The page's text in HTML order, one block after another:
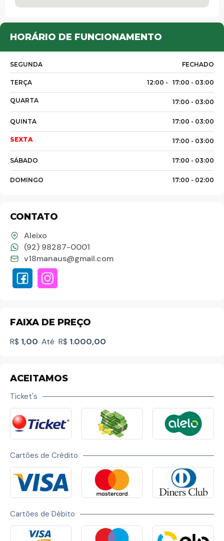
HORÁRIO DE FUNCIONAMENTO
SEGUNDA FECHADO
TERÇA 12:00 - 17:00 - 03:00
QUARTA 17:00 - 03:00
QUINTA 17:00 - 03:00
SEXTA 17:00 - 03:00
SÁBADO 17:00 - 03:00
DOMINGO 17:00 - 02:00
CONTATO
Aleixo
(92) 98287-0001
v18manaus@gmail.com
FAIXA DE PREÇO
R$ 1,00 Até R$ 1.000,00
ACEITAMOS
Ticket's
Cartões de Crédito
Cartões de Débito
Palavra do presidente